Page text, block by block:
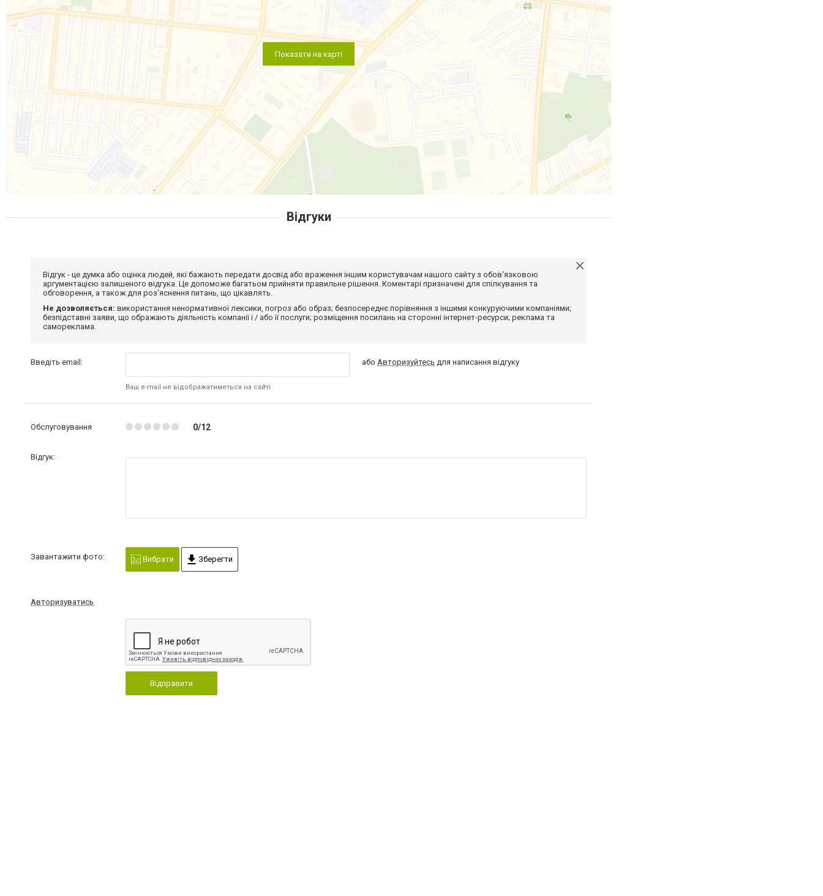
Показати на карті
Відгуки
Відгук - це думка або оцінка людей, які бажають передати досвід або враження іншим користувачам нашого сайту з обов'язковою
аргументацією залишеного відгука. Це допоможе багатьом прийняти правильне рішення. Коментарі призначені для спілкування та
обговорення, а також для роз'яснення питань, що цікавлять.
Не дозволяється: використання ненормативної лексики, погроз або образ; безпосереднє порівняння з іншими конкуруючими компаніями;
безпідставні заяви, що ображають діяльність компанії і / або її послуги; розміщення посилань на сторонні інтернет-ресурси; реклама та
самореклама.
Введіть email:
Ваш e-mail не відображатиметься на сайті
або Авторизуйтесь для написання відгуку
Обслуговування 0/12
Відгук:
Завантажити фото: Вибрати Зберегти
Авторизуватись
Відправити